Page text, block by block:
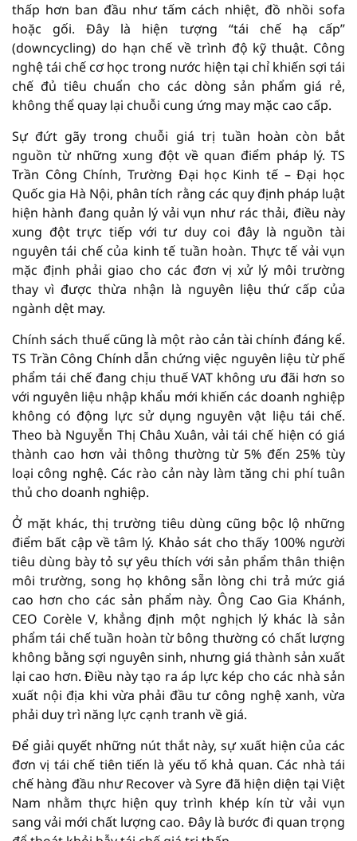
thấp hơn ban đầu như tấm cách nhiệt, đồ nhồi sofa
hoặc gối. Đây là hiện tượng “tái chế hạ cấp”
(downcycling) do hạn chế về trình độ kỹ thuật. Công
nghệ tái chế cơ học trong nước hiện tại chỉ khiến sợi tái
chế đủ tiêu chuẩn cho các dòng sản phẩm giá rẻ,
không thể quay lại chuỗi cung ứng may mặc cao cấp.
Sự đứt gãy trong chuỗi giá trị tuần hoàn còn bắt
nguồn từ những xung đột về quan điểm pháp lý. TS
Trần Công Chính, Trường Đại học Kinh tế – Đại học
Quốc gia Hà Nội, phân tích rằng các quy định pháp luật
hiện hành đang quản lý vải vụn như rác thải, điều này
xung đột trực tiếp với tư duy coi đây là nguồn tài
nguyên tái chế của kinh tế tuần hoàn. Thực tế vải vụn
mặc định phải giao cho các đơn vị xử lý môi trường
thay vì được thừa nhận là nguyên liệu thứ cấp của
ngành dệt may.
Chính sách thuế cũng là một rào cản tài chính đáng kể.
TS Trần Công Chính dẫn chứng việc nguyên liệu từ phế
phẩm tái chế đang chịu thuế VAT không ưu đãi hơn so
với nguyên liệu nhập khẩu mới khiến các doanh nghiệp
không có động lực sử dụng nguyên vật liệu tái chế.
Theo bà Nguyễn Thị Châu Xuân, vải tái chế hiện có giá
thành cao hơn vải thông thường từ 5% đến 25% tùy
loại công nghệ. Các rào cản này làm tăng chi phí tuân
thủ cho doanh nghiệp.
Ở mặt khác, thị trường tiêu dùng cũng bộc lộ những
điểm bất cập về tâm lý. Khảo sát cho thấy 100% người
tiêu dùng bày tỏ sự yêu thích với sản phẩm thân thiện
môi trường, song họ không sẵn lòng chi trả mức giá
cao hơn cho các sản phẩm này. Ông Cao Gia Khánh,
CEO Corèle V, khẳng định một nghịch lý khác là sản
phẩm tái chế tuần hoàn từ bông thường có chất lượng
không bằng sợi nguyên sinh, nhưng giá thành sản xuất
lại cao hơn. Điều này tạo ra áp lực kép cho các nhà sản
xuất nội địa khi vừa phải đầu tư công nghệ xanh, vừa
phải duy trì năng lực cạnh tranh về giá.
Để giải quyết những nút thắt này, sự xuất hiện của các
đơn vị tái chế tiên tiến là yếu tố khả quan. Các nhà tái
chế hàng đầu như Recover và Syre đã hiện diện tại Việt
Nam nhằm thực hiện quy trình khép kín từ vải vụn
sang vải mới chất lượng cao. Đây là bước đi quan trọng